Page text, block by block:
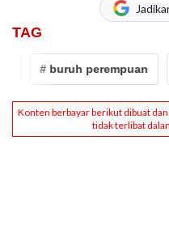
TAG
# buruh perempuan #